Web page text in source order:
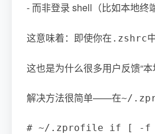
- 而非登录 shell（比如本地终
这意味着：即使你在 .zshrc
这也是为什么很多用户反馈“
解决方法很简单——在~/
# ~/.zprofile if [ -f